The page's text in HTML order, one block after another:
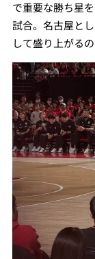
で重要な勝ち星
試合。名古屋と
して盛り上がる